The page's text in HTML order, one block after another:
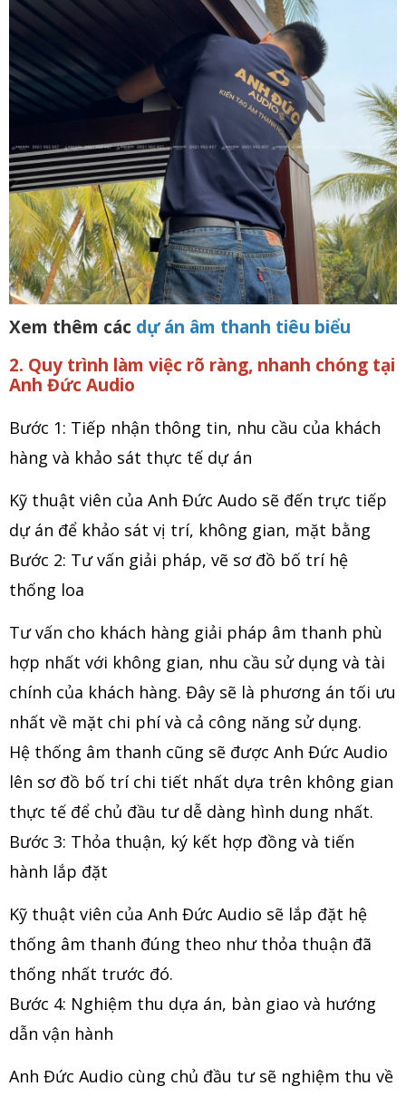
Xem thêm các dự án âm thanh tiêu biểu
2. Quy trình làm việc rõ ràng, nhanh chóng tại
Anh Đức Audio
Bước 1: Tiếp nhận thông tin, nhu cầu của khách
hàng và khảo sát thực tế dự án
Kỹ thuật viên của Anh Đức Audo sẽ đến trực tiếp
dự án để khảo sát vị trí, không gian, mặt bằng
Bước 2: Tư vấn giải pháp, vẽ sơ đồ bố trí hệ
thống loa
Tư vấn cho khách hàng giải pháp âm thanh phù
hợp nhất với không gian, nhu cầu sử dụng và tài
chính của khách hàng. Đây sẽ là phương án tối ưu
nhất về mặt chi phí và cả công năng sử dụng.
Hệ thống âm thanh cũng sẽ được Anh Đức Audio
lên sơ đồ bố trí chi tiết nhất dựa trên không gian
thực tế để chủ đầu tư dễ dàng hình dung nhất.
Bước 3: Thỏa thuận, ký kết hợp đồng và tiến
hành lắp đặt
Kỹ thuật viên của Anh Đức Audio sẽ lắp đặt hệ
thống âm thanh đúng theo như thỏa thuận đã
thống nhất trước đó.
Bước 4: Nghiệm thu dựa án, bàn giao và hướng
dẫn vận hành
Anh Đức Audio cùng chủ đầu tư sẽ nghiệm thu về